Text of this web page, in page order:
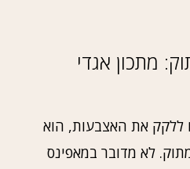
מתכון אגדי
ללקק את האצבעות, הוא
לא מדובר במאפינס